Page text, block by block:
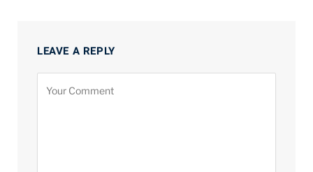
LEAVE A REPLY